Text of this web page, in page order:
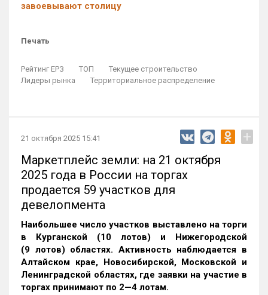
завоевывают столицу
Печать
Рейтинг ЕРЗ ТОП
Текущее строительство
Лидеры рынка
Территориальное распределение
21 октября 2025 15:41 +
Маркетплейс земли: на 21 октября
2025 года в России на торгах
продается 59 участков для
девелопмента
Наибольшее число участков выставлено на торги
в Курганской (10 лотов) и Нижегородской
(9 лотов) областях. Активность наблюдается в
Алтайском крае, Новосибирской, Московской и
Ленинградской областях, где заявки на участие в
торгах принимают по 2—4 лотам.